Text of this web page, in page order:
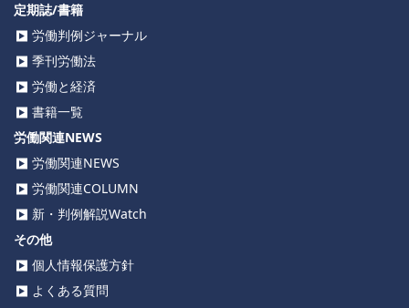
定期誌/書籍
労働判例ジャーナル
季刊労働法
労働と経済
書籍一覧
労働関連NEWS
労働関連NEWS
労働関連COLUMN
新・判例解説Watch
その他
個人情報保護方針
よくある質問